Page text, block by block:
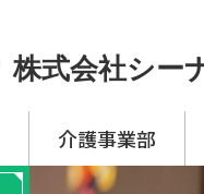
株式会社シー
介護事業部
アーチ・デイサービス
・ アーチ・デイサービス
・ アーチ・デイサービス
・ アーチ・デイサービス
・ アーチ・デイサービス
・ アーチ・デイサービス
アーチ訪問介護
アーチ居宅介護支援事
特定施設入居者生活介